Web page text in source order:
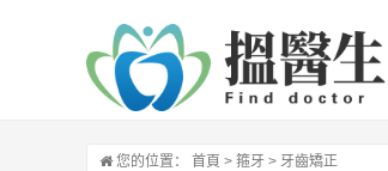
您的位置： 首頁 > 箍牙 > 牙齒矯正